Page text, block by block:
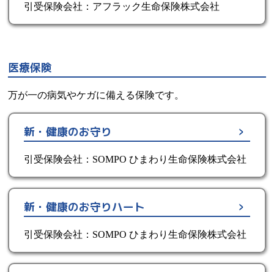
引受保険会社：アフラック生命保険株式会社
医療保険
万が一の病気やケガに備える保険です。
新・健康のお守り
引受保険会社：SOMPO ひまわり生命保険株式会社
新・健康のお守りハート
引受保険会社：SOMPO ひまわり生命保険株式会社